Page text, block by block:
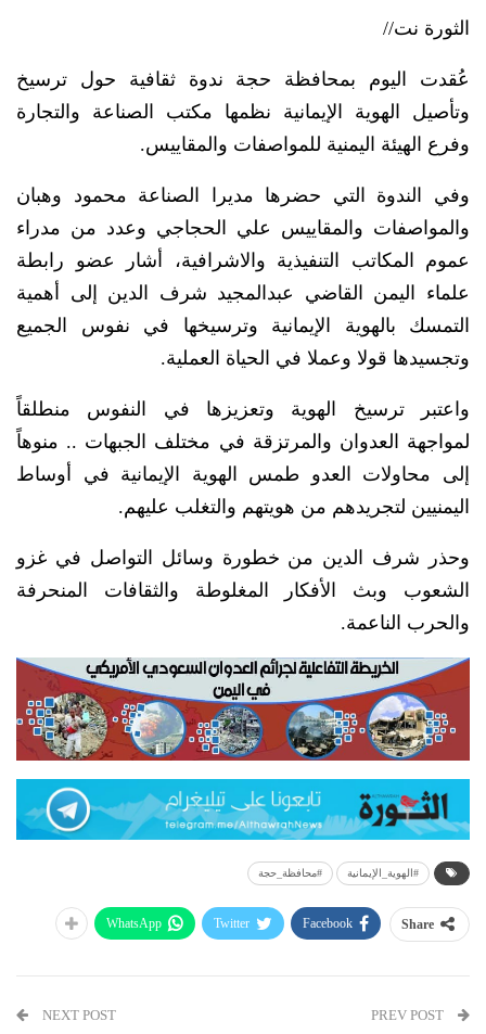
الثورة نت//
عُقدت اليوم بمحافظة حجة ندوة ثقافية حول ترسيخ
وتأصيل الهوية الإيمانية نظمها مكتب الصناعة والتجارة
وفرع الهيئة اليمنية للمواصفات والمقاييس.
وفي الندوة التي حضرها مديرا الصناعة محمود وهبان
والمواصفات والمقاييس علي الحجاجي وعدد من مدراء
عموم المكاتب التنفيذية والاشرافية، أشار عضو رابطة
علماء اليمن القاضي عبدالمجيد شرف الدين إلى أهمية
التمسك بالهوية الإيمانية وترسيخها في نفوس الجميع
وتجسيدها قولا وعملا في الحياة العملية.
واعتبر ترسيخ الهوية وتعزيزها في النفوس منطلقاً
لمواجهة العدوان والمرتزقة في مختلف الجبهات .. منوهاً
إلى محاولات العدو طمس الهوية الإيمانية في أوساط
اليمنيين لتجريدهم من هويتهم والتغلب عليهم.
وحذر شرف الدين من خطورة وسائل التواصل في غزو
الشعوب وبث الأفكار المغلوطة والثقافات المنحرفة
والحرب الناعمة.
#الهوية_الإيمانية #محافظة_حجة
Share
Facebook
Twitter
WhatsApp
NEXT POST